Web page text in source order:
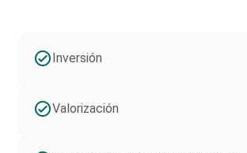
Inversión
Valorización